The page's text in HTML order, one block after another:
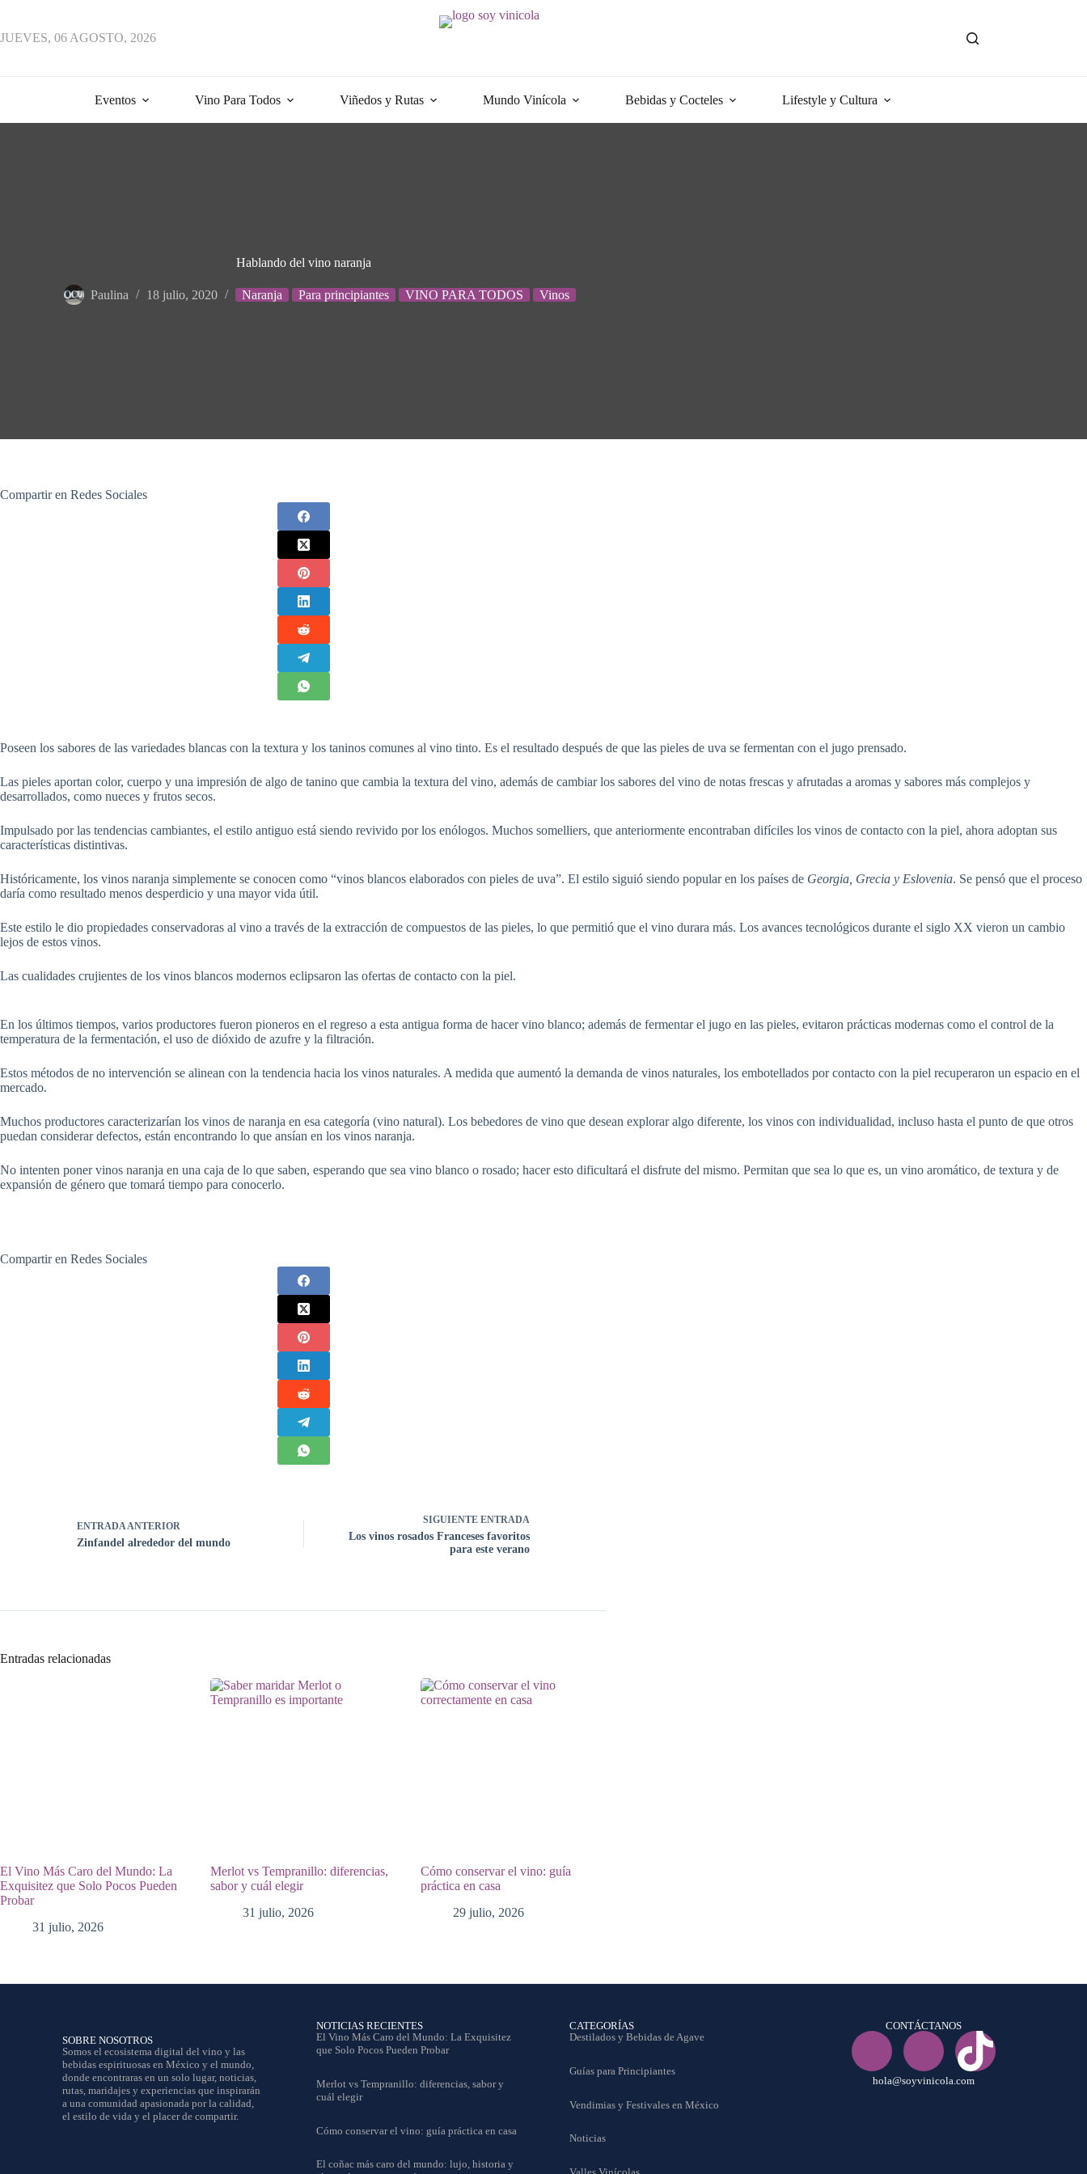
JUEVES, 06 AGOSTO, 2026
Eventos Vino Para Todos Viñedos y Rutas Mundo Vinícola Bebidas y Cocteles Lifestyle y Cultura
Hablando del vino naranja
Paulina 18 julio, 2020 Naranja Para principiantes VINO PARA TODOS Vinos
Compartir en Redes Sociales
Poseen los sabores de las variedades blancas con la textura y los taninos comunes al vino tinto. Es el resultado después de que las pieles de uva se fermentan con el jugo prensado.
Las pieles aportan color, cuerpo y una impresión de algo de tanino que cambia la textura del vino, además de cambiar los sabores del vino de notas frescas y afrutadas a aromas y sabores más complejos y
desarrollados, como nueces y frutos secos.
Impulsado por las tendencias cambiantes, el estilo antiguo está siendo revivido por los enólogos. Muchos somelliers, que anteriormente encontraban difíciles los vinos de contacto con la piel, ahora adoptan sus
características distintivas.
Históricamente, los vinos naranja simplemente se conocen como “vinos blancos elaborados con pieles de uva”. El estilo siguió siendo popular en los países de Georgia, Grecia y Eslovenia. Se pensó que el proceso
daría como resultado menos desperdicio y una mayor vida útil.
Este estilo le dio propiedades conservadoras al vino a través de la extracción de compuestos de las pieles, lo que permitió que el vino durara más. Los avances tecnológicos durante el siglo XX vieron un cambio
lejos de estos vinos.
Las cualidades crujientes de los vinos blancos modernos eclipsaron las ofertas de contacto con la piel.
En los últimos tiempos, varios productores fueron pioneros en el regreso a esta antigua forma de hacer vino blanco; además de fermentar el jugo en las pieles, evitaron prácticas modernas como el control de la
temperatura de la fermentación, el uso de dióxido de azufre y la filtración.
Estos métodos de no intervención se alinean con la tendencia hacia los vinos naturales. A medida que aumentó la demanda de vinos naturales, los embotellados por contacto con la piel recuperaron un espacio en el
mercado.
Muchos productores caracterizarían los vinos de naranja en esa categoría (vino natural). Los bebedores de vino que desean explorar algo diferente, los vinos con individualidad, incluso hasta el punto de que otros
puedan considerar defectos, están encontrando lo que ansían en los vinos naranja.
No intenten poner vinos naranja en una caja de lo que saben, esperando que sea vino blanco o rosado; hacer esto dificultará el disfrute del mismo. Permitan que sea lo que es, un vino aromático, de textura y de
expansión de género que tomará tiempo para conocerlo.
Compartir en Redes Sociales
ENTRADA ANTERIOR
Zinfandel alrededor del mundo
SIGUIENTE ENTRADA
Los vinos rosados Franceses favoritos
para este verano
Entradas relacionadas
El Vino Más Caro del Mundo: La
Exquisitez que Solo Pocos Pueden
Probar
31 julio, 2026
Merlot vs Tempranillo: diferencias,
sabor y cuál elegir
31 julio, 2026
Cómo conservar el vino: guía
práctica en casa
29 julio, 2026
SOBRE NOSOTROS
Somos el ecosistema digital del vino y las
bebidas espirituosas en México y el mundo,
donde encontraras en un solo lugar, noticias,
rutas, maridajes y experiencias que inspirarán
a una comunidad apasionada por la calidad,
el estilo de vida y el placer de compartir.
NOTICIAS RECIENTES
El Vino Más Caro del Mundo: La Exquisitez
que Solo Pocos Pueden Probar
Merlot vs Tempranillo: diferencias, sabor y
cuál elegir
Cómo conservar el vino: guía práctica en casa
El coñac más caro del mundo: lujo, historia y
CATEGORÍAS
Destilados y Bebidas de Agave
Guías para Principiantes
Vendimias y Festivales en México
Noticias
CONTÁCTANOS
hola@soyvinicola.com